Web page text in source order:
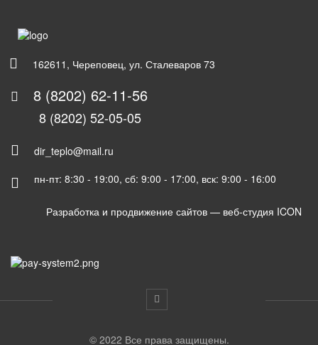
162611, Череповец, ул. Сталеваров 73
8 (8202) 62-11-56
8 (8202) 52-05-05
dir_teplo@mail.ru
пн-пт: 8:30 - 19:00, сб: 9:00 - 17:00, вск: 9:00 - 16:00
Разработка и продвижение сайтов — веб-студия ICON
© 2022 Все права защищены.